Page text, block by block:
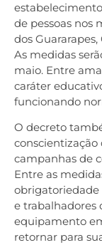
de pessoas nos
dos
As medidas
maio. Entre
caráter
funcionando
O decreto
conscientização
campanhas de
Entre as
obrigatoriedade
e trabalhadores
equipamento
retornar para